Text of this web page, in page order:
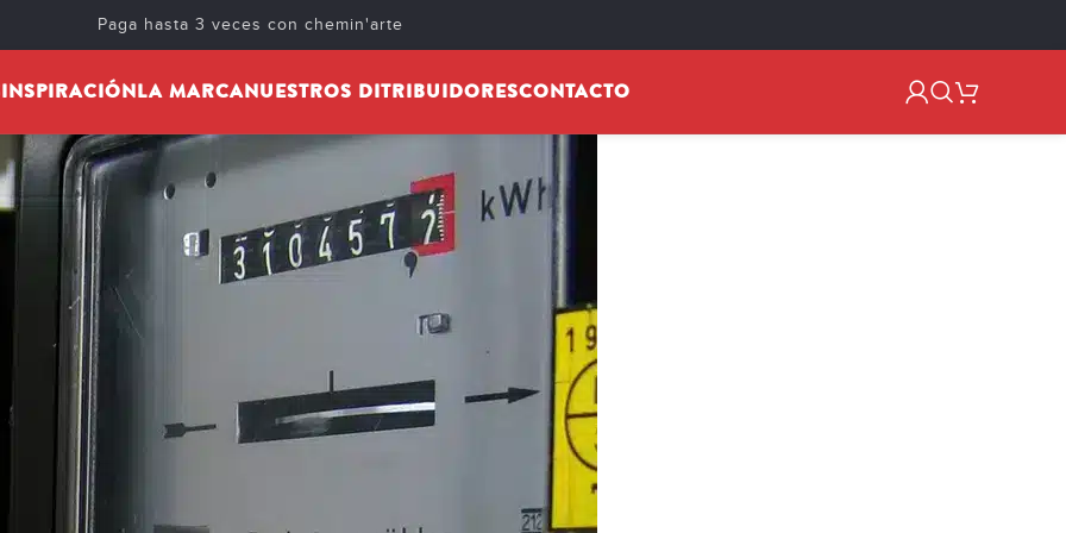
Paga hasta 3 veces con chemin'arte
INSPIRACIÓNLA MARCANUESTROS DITRIBUIDORESCONTACTO